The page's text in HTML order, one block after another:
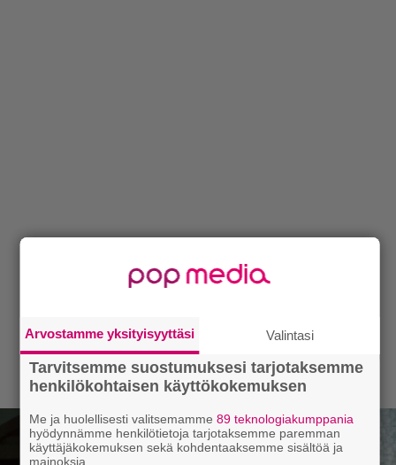
Arvostamme yksityisyyttäsi Valintasi
Tarvitsemme suostumuksesi tarjotaksemme
henkilökohtaisen käyttökokemuksen
Me ja huolellisesti valitsemamme 89 teknologiakumppania
hyödynnämme henkilötietoja tarjotaksemme paremman
käyttäjäkokemuksen sekä kohdentaaksemme sisältöä ja
mainoksia.